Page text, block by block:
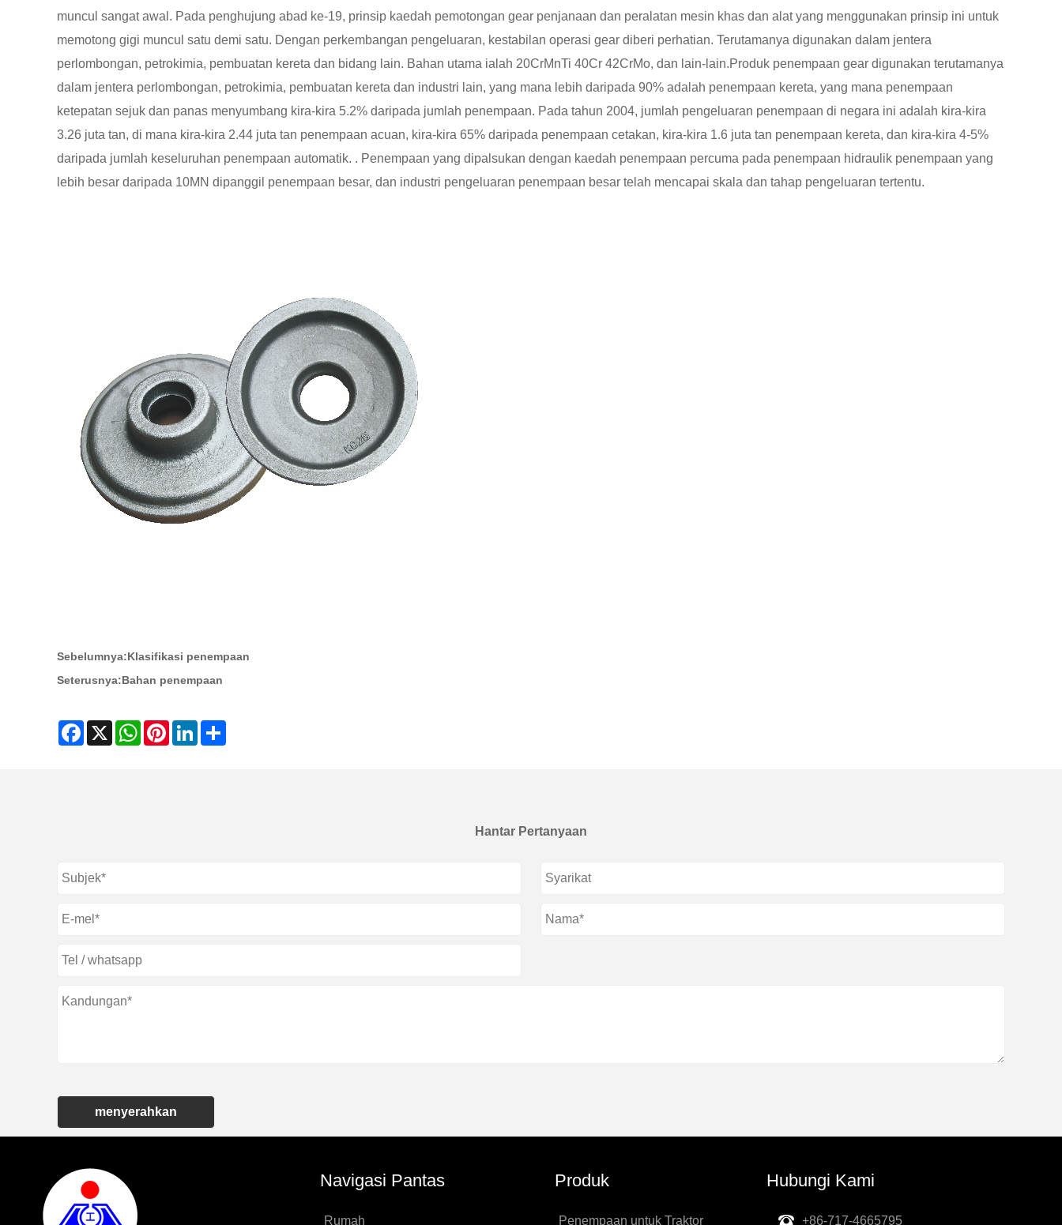
muncul sangat awal. Pada penghujung abad ke-19, prinsip kaedah pemotongan gear penjanaan dan peralatan mesin khas dan alat yang menggunakan prinsip ini untuk
memotong gigi muncul satu demi satu. Dengan perkembangan pengeluaran, kestabilan operasi gear diberi perhatian. Terutamanya digunakan dalam jentera
perlombongan, petrokimia, pembuatan kereta dan bidang lain. Bahan utama ialah 20CrMnTi 40Cr 42CrMo, dan lain-lain.Produk penempaan gear digunakan terutamanya
dalam jentera perlombongan, petrokimia, pembuatan kereta dan industri lain, yang mana lebih daripada 90% adalah penempaan kereta, yang mana penempaan
ketepatan sejuk dan panas menyumbang kira-kira 5.2% daripada jumlah penempaan. Pada tahun 2004, jumlah pengeluaran penempaan di negara ini adalah kira-kira
3.26 juta tan, di mana kira-kira 2.44 juta tan penempaan acuan, kira-kira 65% daripada penempaan cetakan, kira-kira 1.6 juta tan penempaan kereta, dan kira-kira 4-5%
daripada jumlah keseluruhan penempaan automatik. . Penempaan yang dipalsukan dengan kaedah penempaan percuma pada penempaan hidraulik penempaan yang
lebih besar daripada 10MN dipanggil penempaan besar, dan industri pengeluaran penempaan besar telah mencapai skala dan tahap pengeluaran tertentu.
Sebelumnya:Klasifikasi penempaan
Seterusnya:Bahan penempaan
Facebook
X WhatsAppPinterestLinkedIn
Hantar Pertanyaan
menyerahkan
Navigasi Pantas
Rumah
Produk
Penempaan untuk Traktor
Hubungi Kami
+86-717-4665795